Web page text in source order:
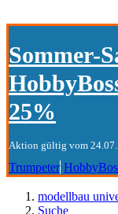
Sommer-
25%
Aktion gültig vom 24.07.
Trumpeter
modellbau
Suche